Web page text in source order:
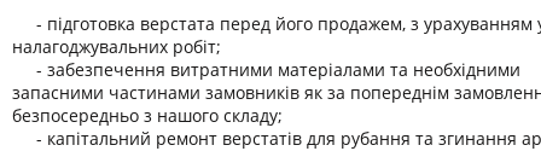
- підготовка верстата перед його продажем, з урахуванням
налагоджувальних робіт;
- забезпечення витратними матеріалами та необхідними
запасними частинами замовників як за попереднім
безпосередньо з нашого складу;
- капітальний ремонт верстатів для рубання та згинання